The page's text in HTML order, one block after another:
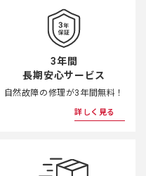
3年間
長期安心サービス
自然故障の修理が3年間無料！
詳しく見る